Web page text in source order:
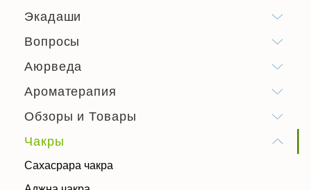
Экадаши
Вопросы
Аюрведа
Ароматерапия
Обзоры и Товары
Чакры
Сахасрара чакра